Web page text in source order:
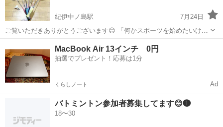
紀伊中ノ島駅
7月24日
ご覧いただきありがとうございます😊 「何かスポーツを始めたいけれ
ど、一緒にできる相手がいない…」と悩んでいる方、私たちと一緒に
バドミントンをしませんか？ ​【こんな方を募集しています！】 ​20〜
30代の同世代で楽しく運動...
バドミントン
MacBook Air 13インチ 0円
抽選でプレゼント！応募は1分
くらしノート Ad
バトミントン参加者募集してます😊❶
18〜30